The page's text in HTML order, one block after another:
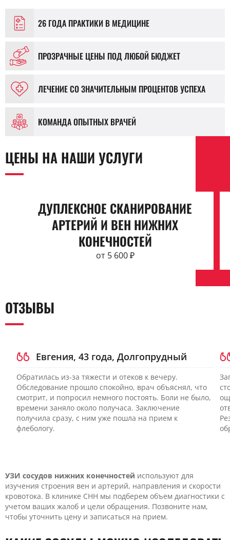
26 ГОДА ПРАКТИКИ В МЕДИЦИНЕ
ПРОЗРАЧНЫЕ ЦЕНЫ ПОД ЛЮБОЙ БЮДЖЕТ
ЛЕЧЕНИЕ СО ЗНАЧИТЕЛЬНЫМ ПРОЦЕНТОВ УСПЕХА
КОМАНДА ОПЫТНЫХ ВРАЧЕЙ
ЦЕНЫ НА НАШИ УСЛУГИ
ДУПЛЕКСНОЕ СКАНИРОВАНИЕ
АРТЕРИЙ И ВЕН НИЖНИХ
КОНЕЧНОСТЕЙ
от 5 600 ₽
ОТЗЫВЫ
Евгения, 43 года, Долгопрудный
Обратилась из-за тяжести и отеков к вечеру.
Обследование прошло спокойно, врач объяснял, что
смотрит, и попросил немного постоять. Боли не было,
времени заняло около получаса. Заключение
получила сразу, с ним уже пошла на прием к
флебологу.
УЗИ сосудов нижних конечностей используют для
изучения строения вен и артерий, направления и скорости
кровотока. В клинике CHH мы подберем объем диагностики с
учетом ваших жалоб и цели обращения. Позвоните нам,
чтобы уточнить цену и записаться на прием.